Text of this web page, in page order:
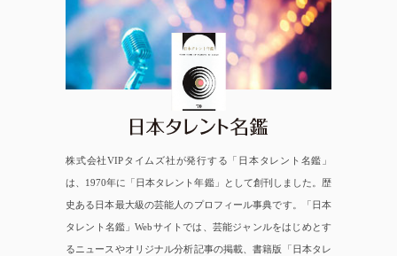
日本タレント名鑑
株式会社VIPタイムズ社が発行する「日本タレント名鑑」
は、1970年に「日本タレント年鑑」として創刊しました。歴
史ある日本最大級の芸能人のプロフィール事典です。「日本
タレント名鑑」Webサイトでは、芸能ジャンルをはじめとす
るニュースやオリジナル分析記事の掲載、書籍版「日本タレ